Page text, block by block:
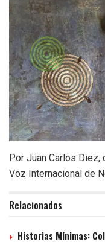
Por Juan Carlos Diez,
Voz Internacional de
Relacionados
Historias Mínimas: